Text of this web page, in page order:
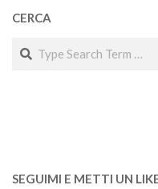
CERCA
Search
SEGUIMI E METTI UN